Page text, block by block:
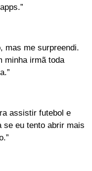
mas me surpreendi.
minha irmã toda
assistir futebol e
se eu tento abrir mais